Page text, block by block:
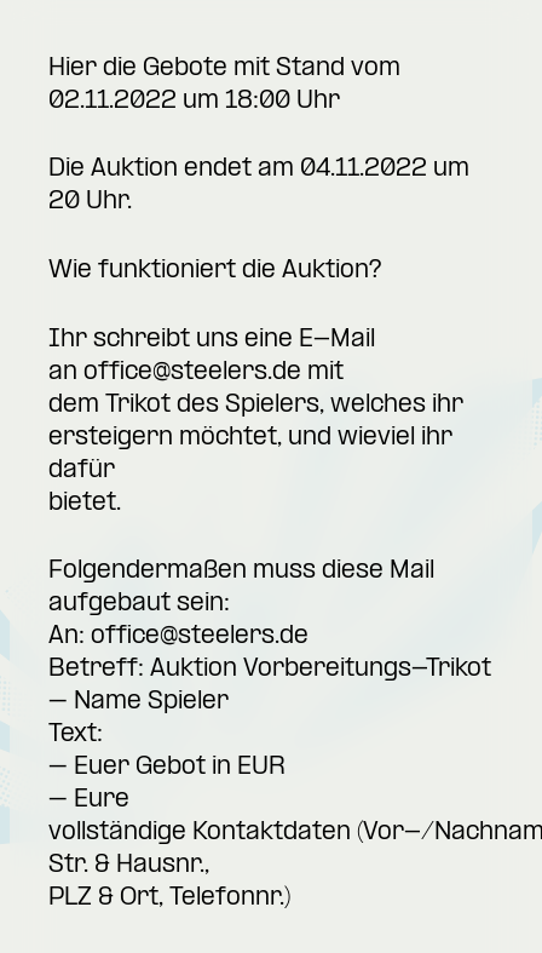
Hier die Gebote mit Stand vom
02.11.2022 um 18:00 Uhr
Die Auktion endet am 04.11.2022 um
20 Uhr.
Wie funktioniert die Auktion?
Ihr schreibt uns eine E-Mail
an office@steelers.de mit
dem Trikot des Spielers, welches ihr
ersteigern möchtet, und wieviel ihr
dafür
bietet.
Folgendermaßen muss diese Mail
aufgebaut sein:
An: office@steelers.de
Betreff: Auktion Vorbereitungs-Trikot
– Name Spieler
Text:
– Euer Gebot in EUR
– Eure
vollständige Kontaktdaten (Vor-/
Str. & Hausnr.,
PLZ & Ort, Telefonnr.)